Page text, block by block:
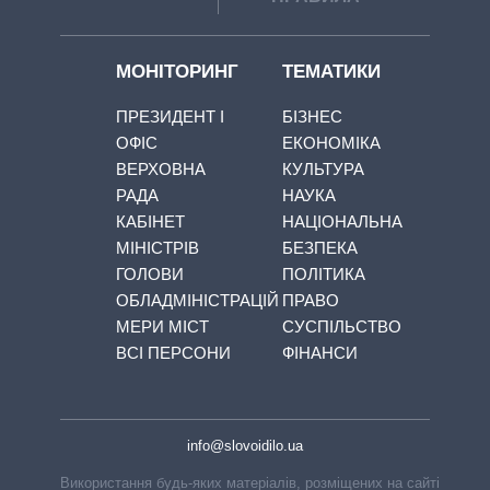
МОНІТОРИНГ
ПРЕЗИДЕНТ І
ОФІС
ВЕРХОВНА
РАДА
КАБІНЕТ
МІНІСТРІВ
ГОЛОВИ
ОБЛАДМІНІСТРАЦІЙ
МЕРИ МІСТ
ВСІ ПЕРСОНИ
ТЕМАТИКИ
БІЗНЕС
ЕКОНОМІКА
КУЛЬТУРА
НАУКА
НАЦІОНАЛЬНА
БЕЗПЕКА
ПОЛІТИКА
ПРАВО
СУСПІЛЬСТВО
ФІНАНСИ
info@slovoidilo.ua
Використання будь-яких матеріалів, розміщених на сайті,